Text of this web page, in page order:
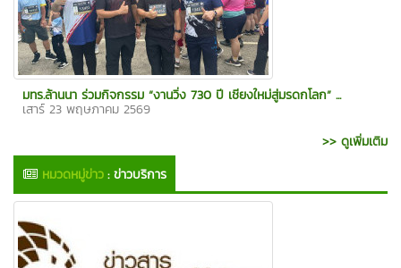
มทร.ล้านนา ร่วมกิจกรรม “งานวิ่ง 730 ปี เชียงใหม่สู่มรดกโลก” ...
เสาร์ 23 พฤษภาคม 2569
>> ดูเพิ่มเติม
หมวดหมู่ข่าว:ข่าวบริการ